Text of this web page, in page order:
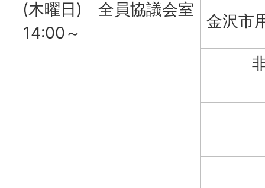
(木曜日)
14:00～
全員協議会室
金沢市